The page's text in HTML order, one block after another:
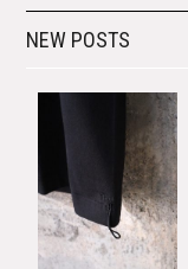
NEW POSTS